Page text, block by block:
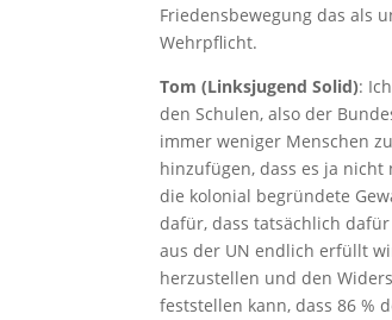
Friedensbewegung das als
Wehrpflicht.
Tom (Linksjugend Solid):
den Schulen, also der
immer weniger Menschen
hinzufügen, dass es ja
die kolonial begründete
dafür, dass tatsächlich
aus der UN endlich erfüllt
herzustellen und den
feststellen kann, dass 86 %